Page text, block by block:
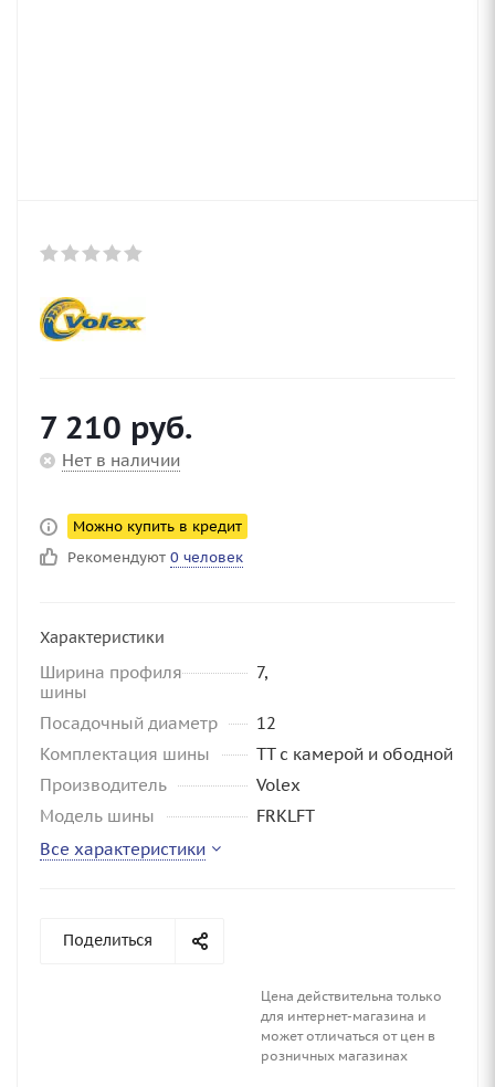
7 210 руб.
Нет в наличии
Можно купить в кредит
Рекомендуют 0 человек
Характеристики
Ширина профиля
шины
7,
Посадочный диаметр
12
Комплектация шины
TT с камерой и ободной
Производитель
Volex
Модель шины
FRKLFT
Все характеристики
Поделиться
Цена действительна только
для интернет-магазина и
может отличаться от цен в
розничных магазинах